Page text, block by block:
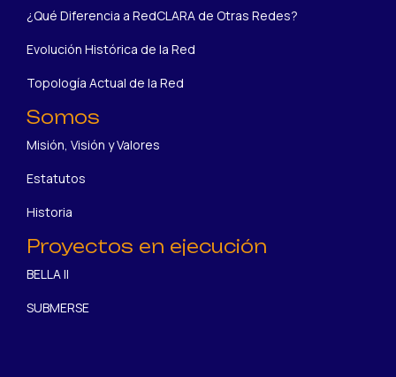
¿Qué Diferencia a RedCLARA de Otras Redes?
Evolución Histórica de la Red
Topología Actual de la Red
Somos
Misión, Visión y Valores
Estatutos
Historia
Proyectos en ejecución
BELLA II
SUBMERSE